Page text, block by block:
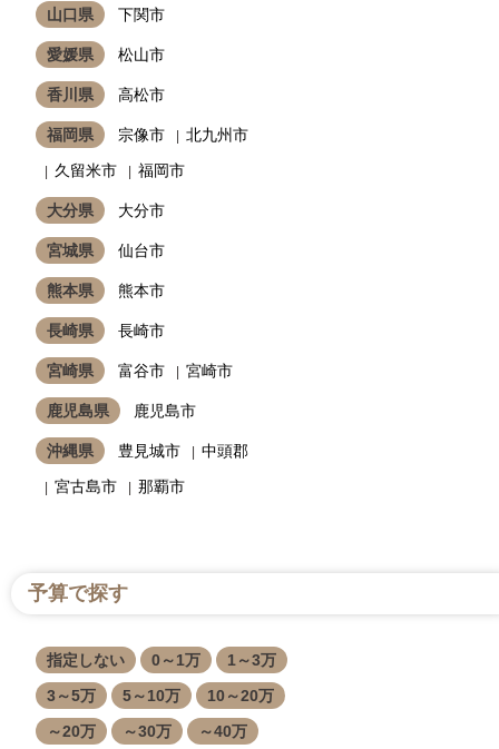
山口県 下関市
愛媛県 松山市
香川県 高松市
福岡県 宗像市
北九州市
久留米市
福岡市
大分県 大分市
宮城県 仙台市
熊本県 熊本市
長崎県 長崎市
宮崎県 富谷市 宮崎市
鹿児島県 鹿児島市
沖縄県 豊見城市
中頭郡
宮古島市
那覇市
予算で探す
指定しない 0～1万
1～3万
3～5万
5～10万
10～20万
～20万
～30万
～40万